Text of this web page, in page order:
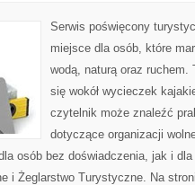
Serwis poświęcony
miejsce dla osób, które
wodą, naturą oraz ruchem.
się wokół wycieczek
czytelnik może znaleźć
dotyczące organizacji
osób bez doświadczenia, jak i
i Żeglarstwo Turystyczne. Na